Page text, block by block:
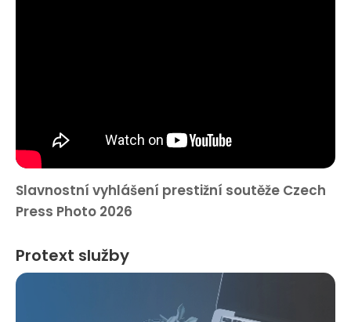
Slavnostní vyhlášení prestižní soutěže Czech
Press Photo 2026
Protext služby